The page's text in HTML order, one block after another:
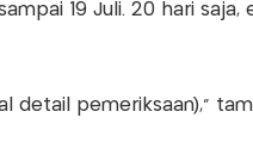
19 Juli. 20 hari
detail pemeriksaan),"